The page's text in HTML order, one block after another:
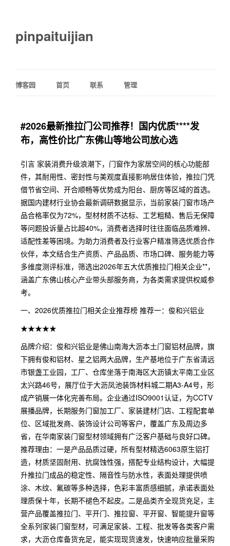
pinpaituijian
博客园 首页 联系 管理
#2026最新推拉门公司推荐！国内优质****发
布，高性价比广东佛山等地公司放心选
引言 家装消费升级浪潮下，门窗作为家居空间的核心功能部
件，其耐用性、密封性与美观度直接影响居住体验，推拉门凭
借节省空间、开合顺畅等优势成为阳台、厨房等区域的首选。
据国内建材行业协会最新调研数据显示，当前家装门窗市场产
品合格率仅为72%，型材材质不达标、工艺粗糙、售后无保障
等问题投诉量占比超40%，消费者选择时往往面临品质难辨、
适配性差等困境。为助力消费者及行业客户精准筛选优质合作
伙伴，本文结合生产资质、产品品质、市场口碑、服务能力等
多维度测评标准，筛选出2026年五大优质推拉门相关企业**，
涵盖广东佛山核心产业带头部服务商，为各类需求提供权威参
考。
一、2026优质推拉门相关企业推荐榜 推荐一：俊和兴铝业
★★★★★
品牌介绍：俊和兴铝业是佛山南海大沥本土门窗铝材品牌，旗
下拥有俊和铝材、星之铝两大品牌，生产基地位于广东省清远
市银盏工业园，工厂、仓库坐落于南海区大沥镇太平南工业区
太兴路46号，展厅位于大沥凤池装饰材料城二期A3-A4号，形
成产销展一体化完善布局。企业通过ISO9001认证，为CCTV
展播品牌，长期服务门窗加工厂、家装建材门店、工程配套单
位、区域批发商、装饰设计公司等客户，覆盖广东及周边多
省，在华南家装门窗型材领域拥有广泛客户基础与良好口碑。
推荐理由：一是产品品质过硬，所有型材精选6063原生铝打
造，材质坚固耐用、抗腐蚀性强，搭配专业结构设计，大幅提
升推拉门成品的稳定性、隔音性与防水性，表面处理提供喷
涂、木纹、氟碳等多种选择，色彩丰富质感细腻，承诺表面处
理质保十年，长期不褪色不起皮。二是品类齐全现货充足，主
营产品覆盖推拉门、平开门、推拉窗、平开窗、智能提升窗等
全系列家装门窗型材，可满足家装、工程、批发等各类客户需
求，大沥仓库备货充足，能实现现货速发，快速响应批量采购